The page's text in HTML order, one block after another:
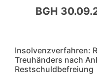
BGH
Insolvenzverfahren:
Treuhänders nach
Restschuldbefreiung